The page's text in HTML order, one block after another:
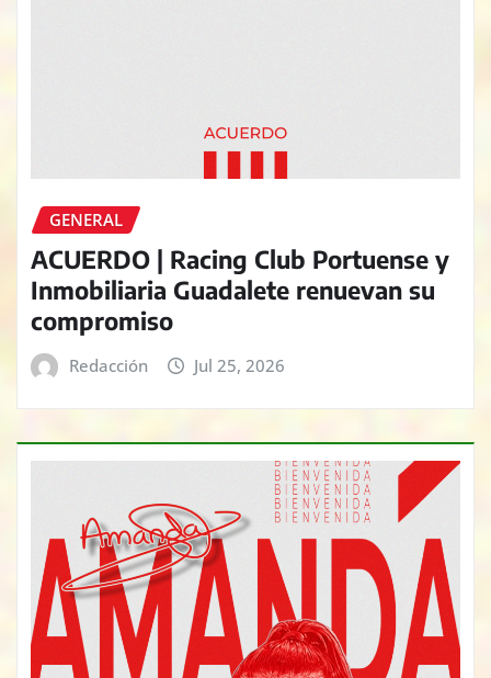
GENERAL
ACUERDO | Racing Club Portuense y
Inmobiliaria Guadalete renuevan su
compromiso
Redacción Jul 25, 2026